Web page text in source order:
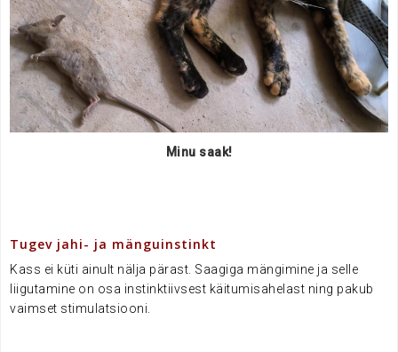
Minu saak!
Tugev jahi- ja mänguinstinkt
Kass ei küti ainult nälja pärast. Saagiga mängimine ja selle
liigutamine on osa instinktiivsest käitumisahelast ning pakub
vaimset stimulatsiooni.